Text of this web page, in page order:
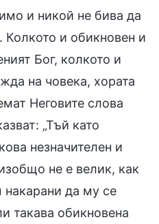
и никой не бива да
Колкото и обикновен и
Бог, колкото и
на човека, хората
Неговите слова
„Тъй като
незначителен и
не е велик, как
да му се
такава обикновена